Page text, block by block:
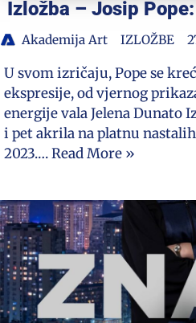
Izložba – Josip
Akademija Art IZLOŽBE
U svom izričaju, Pope se
ekspresije, od vjernog
energije vala Jelena Dunato
i pet akrila na platnu
2023.…Read More »